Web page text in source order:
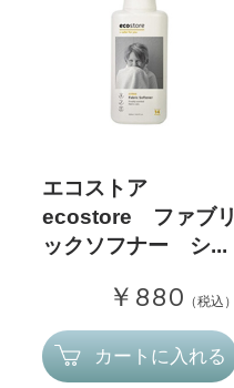
エコストア
ecostore ファブリ
ックソフナー シ...
￥880 （税込）
カートに入れる